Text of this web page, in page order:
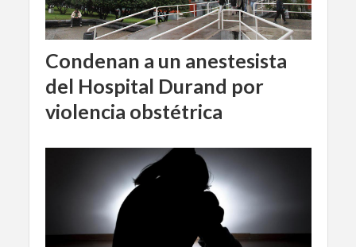
Condenan a un anestesista
del Hospital Durand por
violencia obstétrica